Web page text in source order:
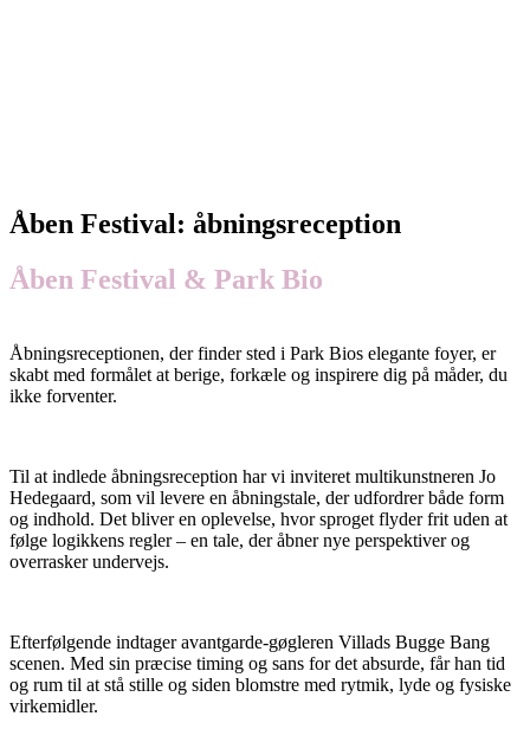
Åben Festival: åbningsreception
Åben Festival & Park Bio
Åbningsreceptionen, der finder sted i Park Bios elegante foyer, er
skabt med formålet at berige, forkæle og inspirere dig på måder, du
ikke forventer.
Til at indlede åbningsreception har vi inviteret multikunstneren Jo
Hedegaard, som vil levere en åbningstale, der udfordrer både form
og indhold. Det bliver en oplevelse, hvor sproget flyder frit uden at
følge logikkens regler – en tale, der åbner nye perspektiver og
overrasker undervejs.
Efterfølgende indtager avantgarde-gøgleren Villads Bugge Bang
scenen. Med sin præcise timing og sans for det absurde, får han tid
og rum til at stå stille og siden blomstre med rytmik, lyde og fysiske
virkemidler.